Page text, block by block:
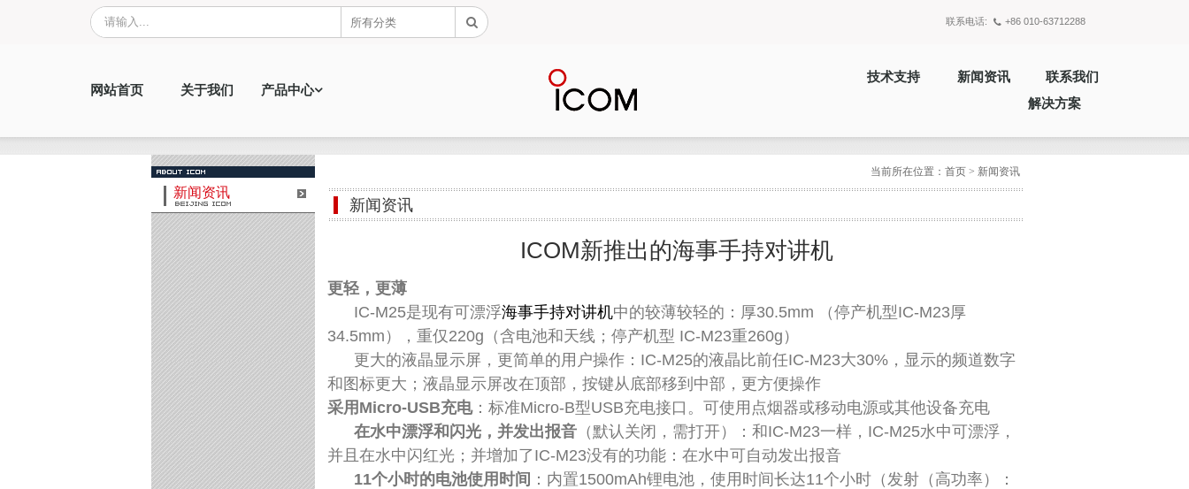
联系电话: +86 010-63712288
网站首页 关于我们 产品中心
联系我们
新闻资讯
技术支持
解决方案
新闻资讯
当前所在位置： 首页 > 新闻资讯
新闻资讯
ICOM新推出的海事手持对讲机
更轻，更薄
IC-M25是现有可漂浮海事手持对讲机中的较薄较轻的：厚30.5mm （停产机型IC-M23厚
34.5mm），重仅220g（含电池和天线；停产机型 IC-M23重260g）
更大的液晶显示屏，更简单的用户操作：IC-M25的液晶比前任IC-M23大30%，显示的频道数字
和图标更大；液晶显示屏改在顶部，按键从底部移到中部，更方便操作
采用Micro-USB充电：标准Micro-B型USB充电接口。可使用点烟器或移动电源或其他设备充电
在水中漂浮和闪光，并发出报音 （默认关闭，需打开）：和IC-M23一样，IC-M25水中可漂浮，
并且在水中闪红光；并增加了IC-M23没有的功能：在水中可自动发出报音
11个小时的电池使用时间 ：内置1500mAh锂电池，使用时间长达11个小时（发射（高功率）：